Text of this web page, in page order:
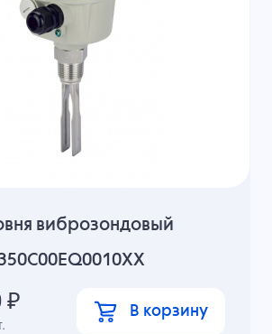
виброзондовый
₽ В корзину